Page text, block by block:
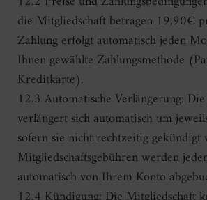
die Mitgliedschaft betragen 19,90€
Zahlung erfolgt automatisch jeden
Ihnen gewählte Zahlungsmethode
Kreditkarte).
12.3 Automatische Verlängerung:
verlängert sich automatisch um
sofern sie nicht rechtzeitig
Mitgliedschaftsgebühren werden
automatisch von Ihrem Konto